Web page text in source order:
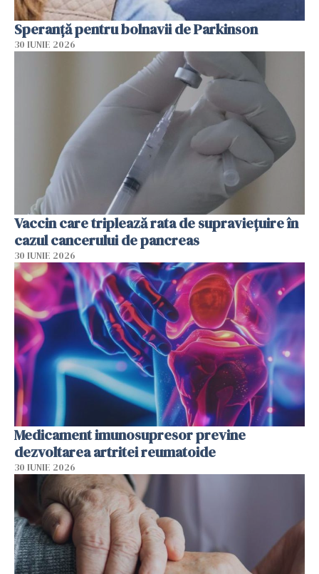
Speranță pentru bolnavii de Parkinson
30 IUNIE 2026
Vaccin care triplează rata de supraviețuire în
cazul cancerului de pancreas
30 IUNIE 2026
Medicament imunosupresor previne
dezvoltarea artritei reumatoide
30 IUNIE 2026